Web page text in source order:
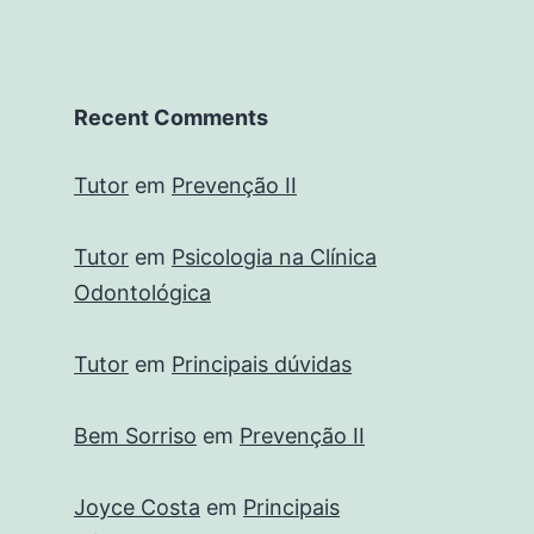
Recent Comments
Tutor em Prevenção II
Tutor em Psicologia na Clínica
Odontológica
Tutor em Principais dúvidas
Bem Sorriso em Prevenção II
Joyce Costa em Principais